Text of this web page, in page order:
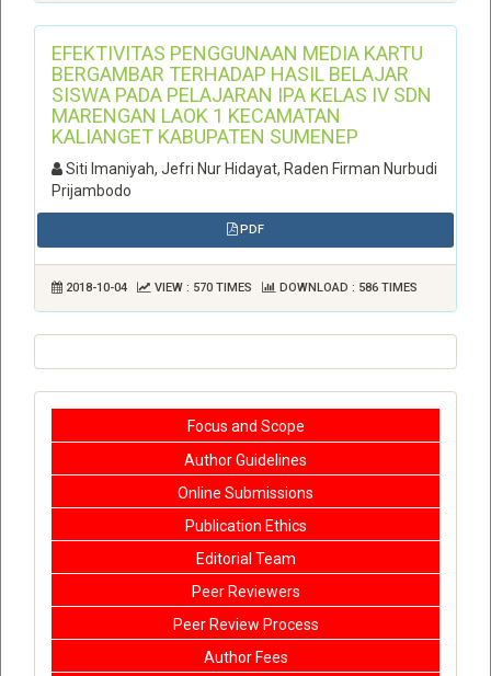
EFEKTIVITAS PENGGUNAAN MEDIA KARTU
BERGAMBAR TERHADAP HASIL BELAJAR
SISWA PADA PELAJARAN IPA KELAS IV SDN
MARENGAN LAOK 1 KECAMATAN
KALIANGET KABUPATEN SUMENEP
Siti Imaniyah, Jefri Nur Hidayat, Raden Firman Nurbudi
Prijambodo
PDF
2018-10-04 VIEW : 570 TIMES DOWNLOAD : 586 TIMES
Focus and Scope
Author Guidelines
Online Submissions
Publication Ethics
Editorial Team
Peer Reviewers
Peer Review Process
Author Fees